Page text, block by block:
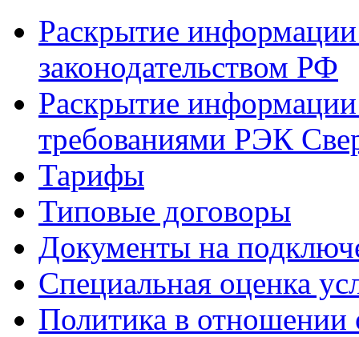
Раскрытие
законодательством РФ
Раскрытие информации
требованиями РЭК
Тарифы
Типовые договоры
Документы на
Специальная оценка
Политика в